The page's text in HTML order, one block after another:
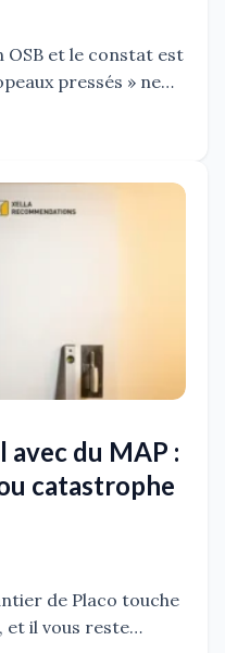
OSB et le constat est
pressés » ne…
avec du MAP :
catastrophe
de Placo touche
et il vous reste…